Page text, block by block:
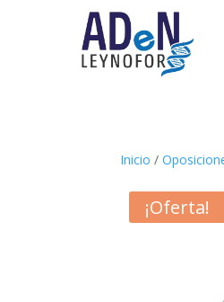
Inicio /
¡Oferta!